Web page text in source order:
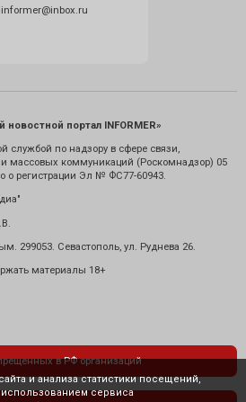
портал INFORMER»
службой по надзору в сфере связи,
массовых коммуникаций (Роскомнадзор) 05
о регистрации Эл № ФС77-60943.
299053. Севастополь, ул. Руднева 26.
материалы 18+
в РФ организаций
и анализа статистики посещений,
сервиса